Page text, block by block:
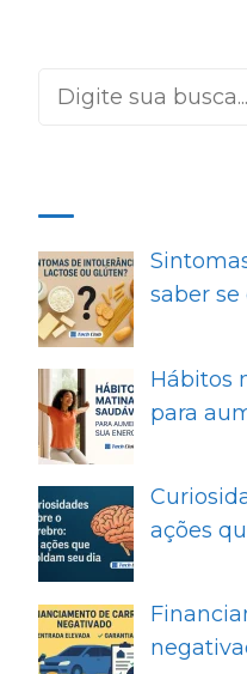
saber
Hábitos
para
ações